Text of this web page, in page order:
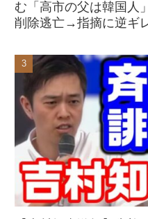
む「高市の父は韓国人
削除逃亡→指摘に逆ギ